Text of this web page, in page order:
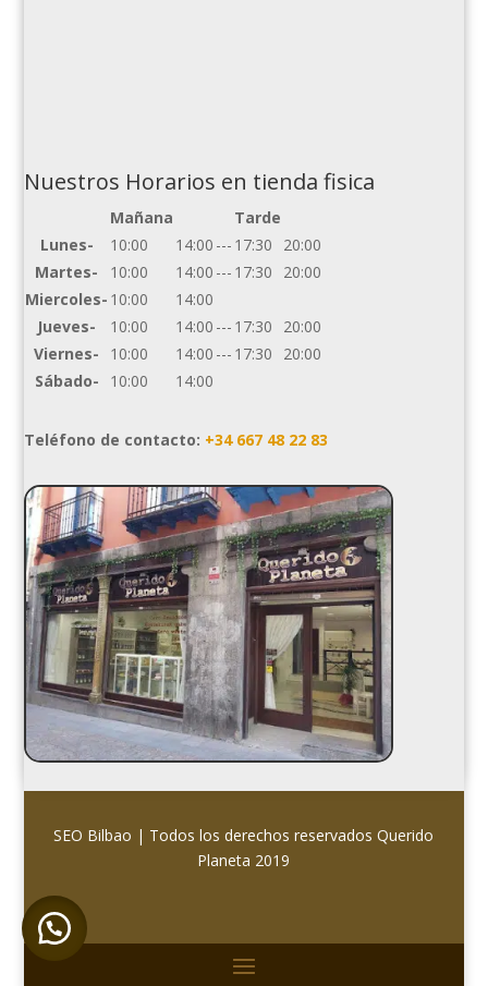
Nuestros Horarios en tienda fisica
Mañana
Tarde
Lunes-
10:00 14:00 --- 17:30
20:00
Martes-
10:00 14:00 --- 17:30
20:00
Miercoles- 10:00
14:00
Jueves-
10:00 14:00 --- 17:30
20:00
Viernes-
10:00 14:00 --- 17:30
20:00
Sábado-
10:00 14:00
Teléfono de contacto: +34 667 48 22 83
SEO Bilbao | Todos los derechos reservadosQuerido
Planeta 2019